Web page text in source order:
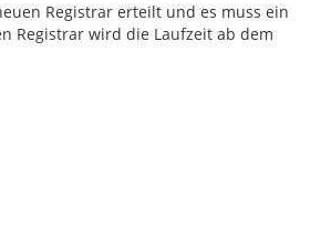
Registrar erteilt und es muss ein
Registrar wird die Laufzeit ab dem